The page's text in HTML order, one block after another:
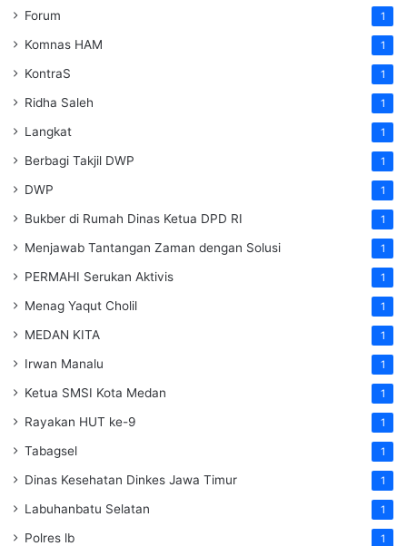
Forum 1
Komnas HAM 1
KontraS 1
Ridha Saleh 1
Langkat 1
Berbagi Takjil DWP 1
DWP 1
Bukber di Rumah Dinas Ketua DPD RI 1
Menjawab Tantangan Zaman dengan Solusi 1
PERMAHI Serukan Aktivis 1
Menag Yaqut Cholil 1
MEDAN KITA 1
Irwan Manalu 1
Ketua SMSI Kota Medan 1
Rayakan HUT ke-9 1
Tabagsel 1
Dinas Kesehatan Dinkes Jawa Timur 1
Labuhanbatu Selatan 1
Polres lb 1